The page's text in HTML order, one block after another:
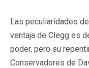
Las peculiaridades
ventaja de Clegg es
poder, pero su
Conservadores de